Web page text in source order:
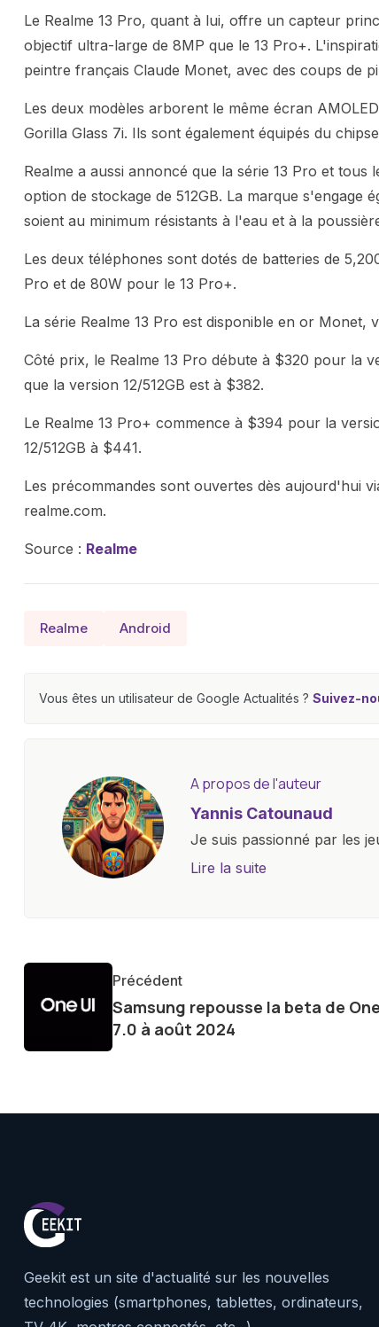
Le Realme 13 Pro, quant à lui, offre un capteur
objectif ultra-large de 8MP que le 13 Pro+.
peintre français Claude Monet, avec des coups de
Les deux modèles arborent le même écran
Gorilla Glass 7i. Ils sont également équipés du
Realme a aussi annoncé que la série 13 Pro et
option de stockage de 512GB. La marque s'engage
soient au minimum résistants à l'eau et à la
Les deux téléphones sont dotés de batteries de
Pro et de 80W pour le 13 Pro+.
La série Realme 13 Pro est disponible en or Monet,
Côté prix, le Realme 13 Pro débute à $320 pour la
que la version 12/512GB est à $382.
Le Realme 13 Pro+ commence à $394 pour la
12/512GB à $441.
Les précommandes sont ouvertes dès aujourd'hui
realme.com.
Source : Realme
Realme Android
Vous êtes un utilisateur de Google Actualités ? Suivez-
A propos de l'auteur
Yannis Catounaud
Je suis passionné par les
l'univers numérique m'a
communauté en ligne.
de la technologie me
le futur numérique nous
Lire la suite
Précédent
Samsung repousse la beta de
7.0 à août 2024
Geekit est un site d'actualité sur les nouvelles
technologies (smartphones, tablettes, ordinateurs,